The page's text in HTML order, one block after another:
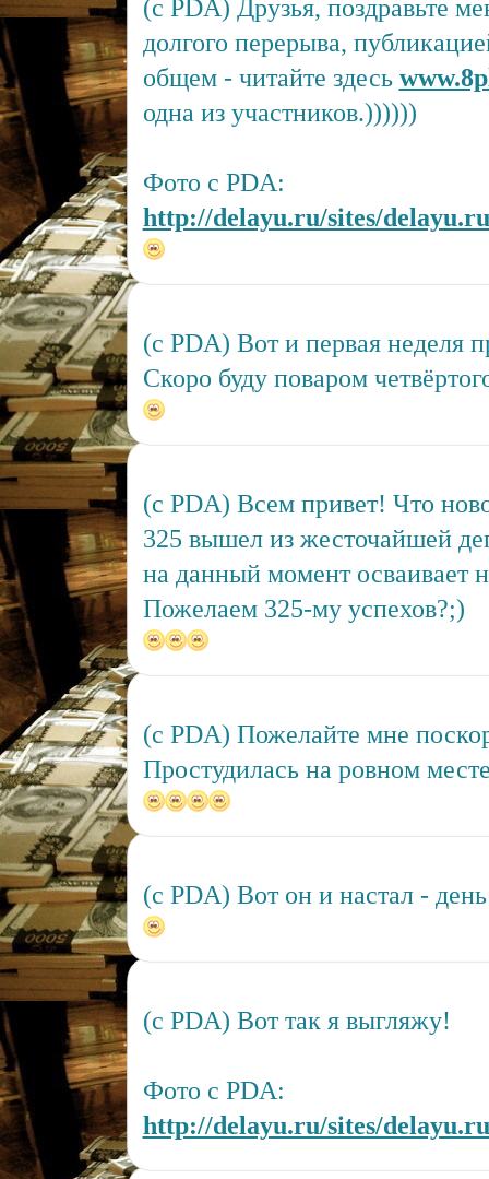
(c PDA) Друзья, поздравьте
долгого перерыва,
общем - читайте здесь
одна из участников.))))))
Фото с PDA:
http://delayu.ru/sites/
(c PDA) Вот и первая неделя
Скоро буду поваром
(c PDA) Всем привет! Что
325 вышел из жесточайшей
на данный момент осваивает
Пожелаем 325-му успехов?;)
(c PDA) Пожелайте мне
Простудилась на ровном
(c PDA) Вот он и настал -
(c PDA) Вот так я выгляжу!
Фото с PDA:
http://delayu.ru/sites/